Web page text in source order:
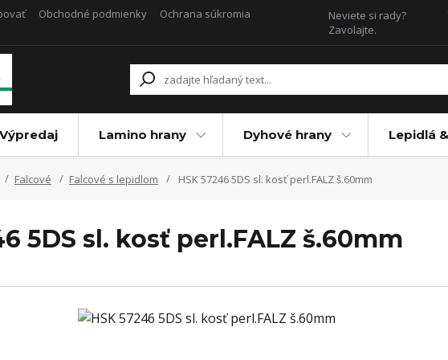
Obchodné podmienky Ochrana súkromia
Neviete si rady?
Zavolajte.
Lamino hrany Dyhové hrany Lepidlá
Falcové Falcové s lepidlom HSK 57246 5DS sl. kosť perl.FALZ š.60mm
5DS sl. kosť perl.FALZ š.60mm